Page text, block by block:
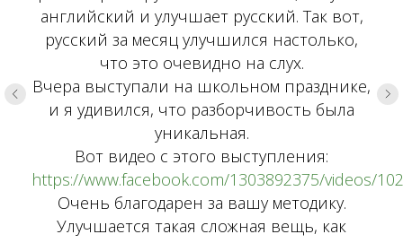
английский и улучшает русский. Так вот,
русский за месяц улучшился настолько,
что это очевидно на слух.
Вчера выступали на школьном празднике,
и я удивился, что разборчивость была
уникальная.
Вот видео с этого выступления:
https://www.facebook.com/1303892375/videos/
Очень благодарен за вашу методику.
Улучшается такая сложная вещь, как